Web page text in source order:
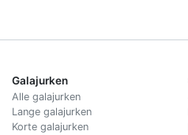
Galajurken
Alle galajurken
Lange galajurken
Korte galajurken